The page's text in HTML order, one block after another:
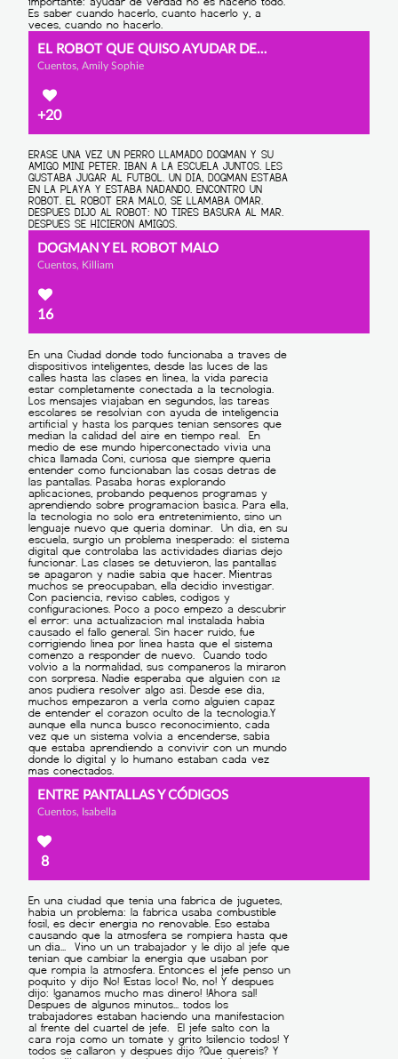
EL ROBOT QUE QUISO AYUDAR DEMASIADO
Cuentos, Amily Sophie
+20
DOGMAN Y EL ROBOT MALO
Cuentos, Killiam
16
ENTRE PANTALLAS Y CÓDIGOS
Cuentos, Isabella
8